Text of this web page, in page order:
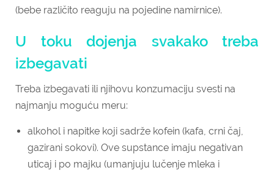
(bebe različito reaguju na pojedine namirnice).
U toku dojenja svakako treba
izbegavati
Treba izbegavati ili njihovu konzumaciju svesti na
najmanju moguću meru:
alkohol i napitke koji sadrže kofein (kafa, crni čaj,
gazirani sokovi). Ove supstance imaju negativan
uticaj i po majku (umanjuju lučenje mleka i